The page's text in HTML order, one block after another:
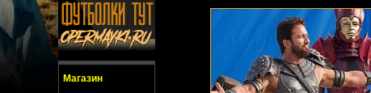
Магазин